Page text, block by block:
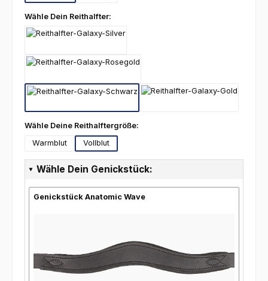
Wähle Dein Reithalfter:
Wähle Deine Reithalftergröße:
Warmblut
Vollblut
Wähle Dein Genickstück:
Genickstück Anatomic Wave